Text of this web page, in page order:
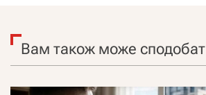
Вам також може